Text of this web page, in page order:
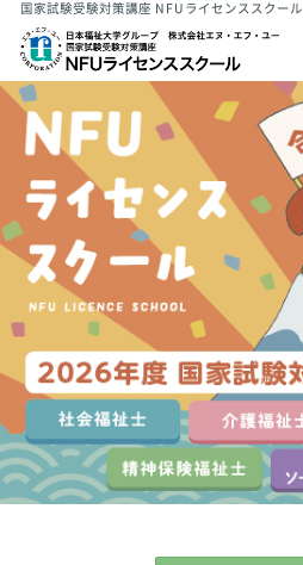
国家試験受験対策講座 NFUライセンススクール